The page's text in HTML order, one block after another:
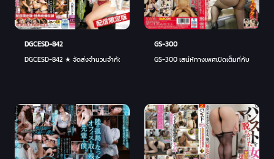
DGCESD-842
DGCESD-842 ★ จัดส่งจำนวนจำกัด! พร้อมโบนัสวิดีโอ★ บอสหญิง ฮิบิกิ โอสึกิ ที่ถูกฝึกโดย
GS-300
GS-300 เสน่ห์ทางเพศเปิดเต็มที่กับสามสิบ